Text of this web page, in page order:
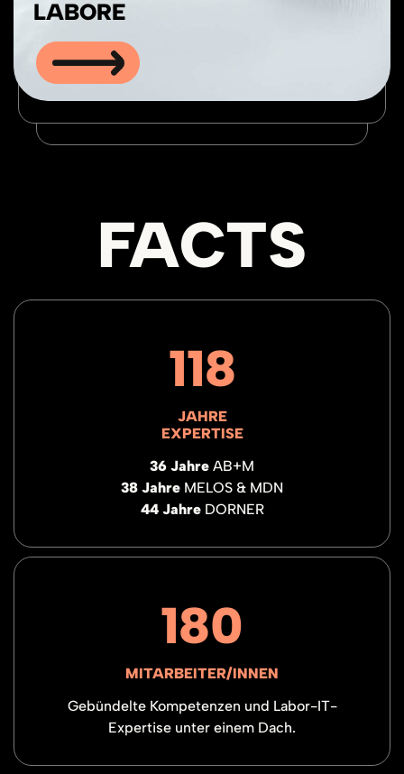
LABORE
FACTS
118
JAHRE
EXPERTISE
36 Jahre AB+M
38 Jahre MELOS & MDN
44 Jahre DORNER
180
MITARBEITER/INNEN
Gebündelte Kompetenzen und Labor-IT-
Expertise unter einem Dach.